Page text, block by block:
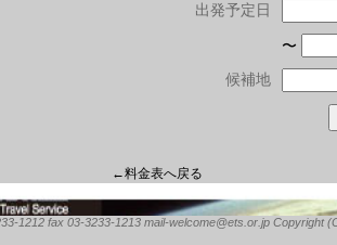
出発予定日
〜
候補地
←料金表へ戻る
1212 fax 03-3233-1213 mail-welcome@ets.or.jp Copyright